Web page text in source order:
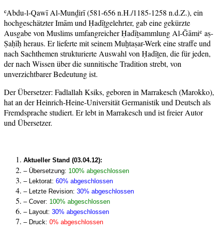
ʿAbdu-l-Qawī Al-Munḏirī (581-656 n.H./1185-1258 n.d.Z.), ein
hochgeschätzter Imām und Ḥadīṯgelehrter, gab eine gekürzte
Ausgabe von Muslims umfangreicher Ḥadīṯsammlung Al-Ğāmiʿ aṣ-
Ṣaḥīḥ heraus. Er lieferte mit seinem Muḫtaṣar-Werk eine straffe und
nach Sachthemen strukturierte Auswahl von Ḥadīṯen, die für jeden,
der nach Wissen über die sunnitische Tradition strebt, von
unverzichtbarer Bedeutung ist.
Der Übersetzer: Fadlallah Ksiks, geboren in Marrakesch (Marokko),
hat an der Heinrich-Heine-Universität Germanistik und Deutsch als
Fremdsprache studiert. Er lebt in Marrakesch und ist freier Autor
und Übersetzer.
Aktueller Stand (03.04.12):
– Übersetzung: 100% abgeschlossen
– Lektorat: 60% abgeschlossen
– Letzte Revision: 30% abgeschlossen
– Cover: 100% abgeschlossen
– Layout: 30% abgeschlossen
– Druck: 0% abgeschlossen